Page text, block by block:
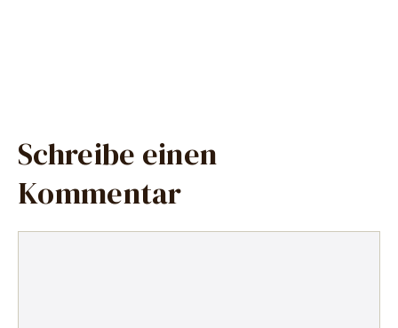
Schreibe einen
Kommentar